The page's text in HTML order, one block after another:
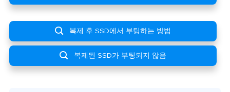
 복제 후 SSD에서 부팅하는 방법
 복제된 SSD가 부팅되지 않음